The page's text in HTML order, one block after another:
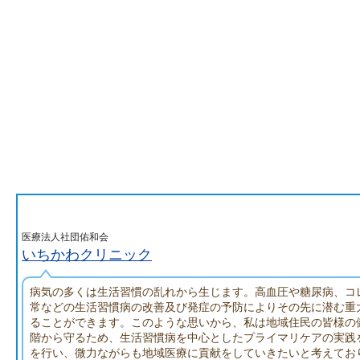
医療法人社団佑和会
いちかわクリニック
病気の多くは生活習慣の乱れから生じます。高血圧や糖尿病、コ
常などの生活習慣病の改善及び発症の予防によりその先に潜む重
ることができます。このような思いから、私は地域住民の皆様
階から守るため、生活習慣病を中心としたプライマリケアの実
を行い、微力ながらも地域医療に貢献をしていきたいと考えて